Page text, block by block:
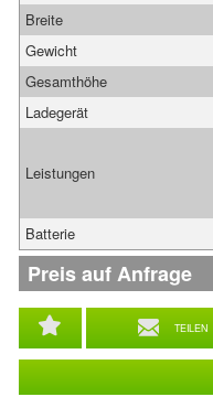
TEILEN
Breite
Gewicht
Gesamthöhe
Ladegerät
Leistungen
Batterie
Preis auf Anfrage